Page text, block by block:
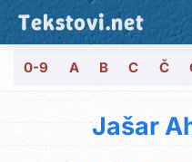
Tekstovi.net
0-9 A B C Č
Jašar